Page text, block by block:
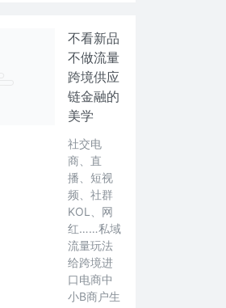
不看新品
不做流量
跨境供应
链金融的
美学
社交电
商、直
播、短视
频、社群
KOL、网
红……私域
流量玩法
给跨境进
口电商中
小B商户生